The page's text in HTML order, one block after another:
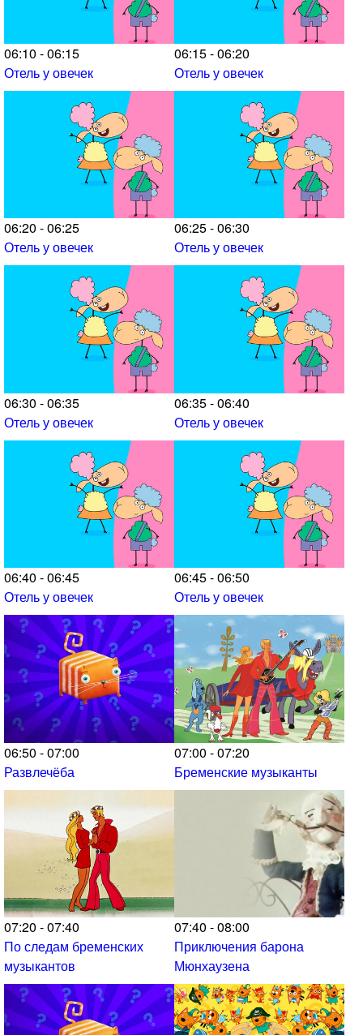
06:10 - 06:15
Отель у овечек
06:15 - 06:20
Отель у овечек
06:20 - 06:25
Отель у овечек
06:25 - 06:30
Отель у овечек
06:30 - 06:35
Отель у овечек
06:35 - 06:40
Отель у овечек
06:40 - 06:45
Отель у овечек
06:45 - 06:50
Отель у овечек
06:50 - 07:00
Развлечёба
07:00 - 07:20
Бременские музыканты
07:20 - 07:40
По следам бременских
музыкантов
07:40 - 08:00
Приключения барона
Мюнхаузена